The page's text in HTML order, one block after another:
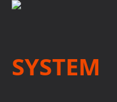
SYSTEM